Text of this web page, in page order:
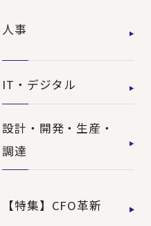
人事
IT・デジタル
設計・開発・生産・
調達
【特集】CFO革新